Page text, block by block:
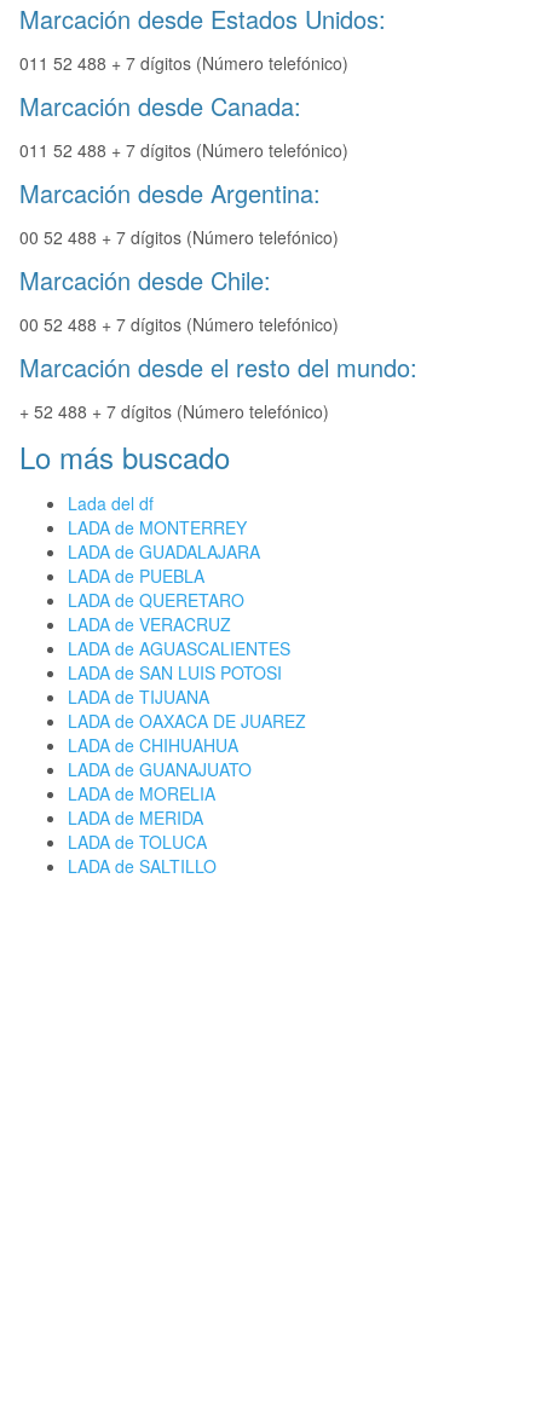
Marcación desde Estados Unidos:
011 52 488 + 7 dígitos (Número telefónico)
Marcación desde Canada:
011 52 488 + 7 dígitos (Número telefónico)
Marcación desde Argentina:
00 52 488 + 7 dígitos (Número telefónico)
Marcación desde Chile:
00 52 488 + 7 dígitos (Número telefónico)
Marcación desde el resto del mundo:
+ 52 488 + 7 dígitos (Número telefónico)
Lo más buscado
Lada del df
LADA de MONTERREY
LADA de GUADALAJARA
LADA de PUEBLA
LADA de QUERETARO
LADA de VERACRUZ
LADA de AGUASCALIENTES
LADA de SAN LUIS POTOSI
LADA de TIJUANA
LADA de OAXACA DE JUAREZ
LADA de CHIHUAHUA
LADA de GUANAJUATO
LADA de MORELIA
LADA de MERIDA
LADA de TOLUCA
LADA de SALTILLO